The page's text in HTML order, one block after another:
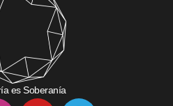
es Soberanía